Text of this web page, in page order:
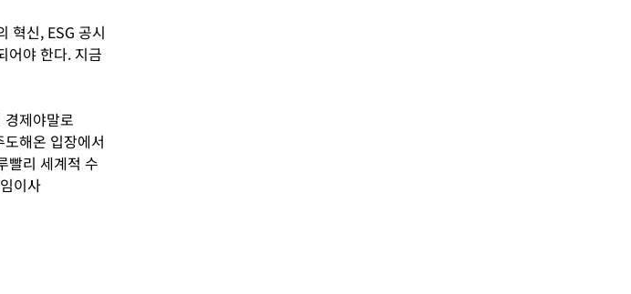
혁신, ESG 공시
어야 한다. 지금
제야말로
해온 입장에서
빨리 세계적 수
이사